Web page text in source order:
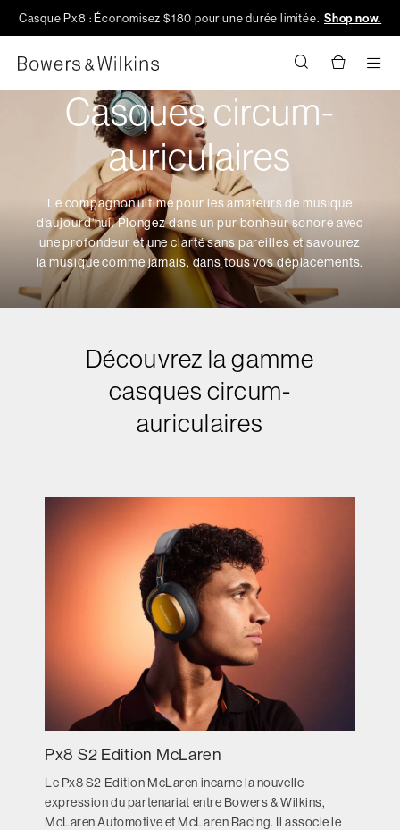
Casque Px8 : Économisez $180 pour une durée limitée. Shop now.
Casques circum-
auriculaires
Le compagnon ultime pour les amateurs de musique
d’aujourd’hui. Plongez dans un pur bonheur sonore avec
une profondeur et une clarté sans pareilles et savourez
la musique comme jamais, dans tous vos déplacements.
Découvrez la gamme
casques circum-
auriculaires
Px8 S2 Edition McLaren
Le Px8 S2 Edition McLaren incarne la nouvelle
expression du partenariat entre Bowers & Wilkins,
McLaren Automotive et McLaren Racing. Il associe le